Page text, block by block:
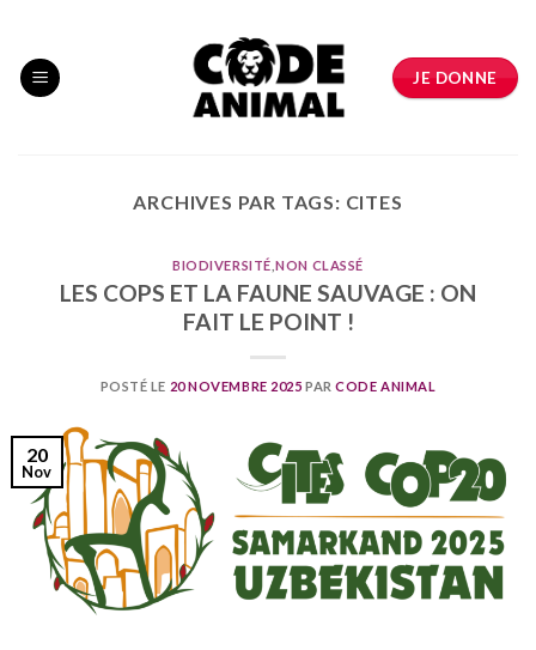
content
JE DONNE
ARCHIVES PAR TAGS: CITES
BIODIVERSITÉ ,NON CLASSÉ
LES COPS ET LA FAUNE SAUVAGE : ON
FAIT LE POINT !
POSTÉ LE 20 NOVEMBRE 2025 PARCODE ANIMAL
20
Nov